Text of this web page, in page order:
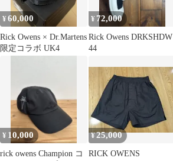
¥60,000
Rick Owens × Dr.Martens
限定コラボ UK4
¥ 72,000
Rick Owens DRKSHDW
44
¥ 10,000
rick owens Champion コ
¥25,000
RICK OWENS